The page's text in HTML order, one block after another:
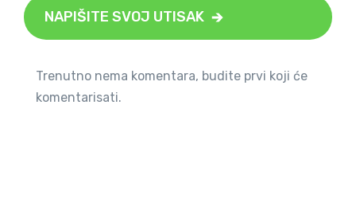
NAPIŠITE SVOJ UTISAK
Trenutno nema komentara, budite prvi koji će
komentarisati.